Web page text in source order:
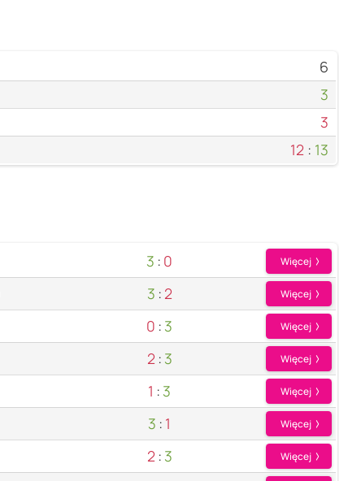
6
3
3
12 : 13
3 : 0 Więcej
3 : 2 Więcej
0 : 3 Więcej
2 : 3 Więcej
1 : 3 Więcej
3 : 1 Więcej
2 : 3 Więcej